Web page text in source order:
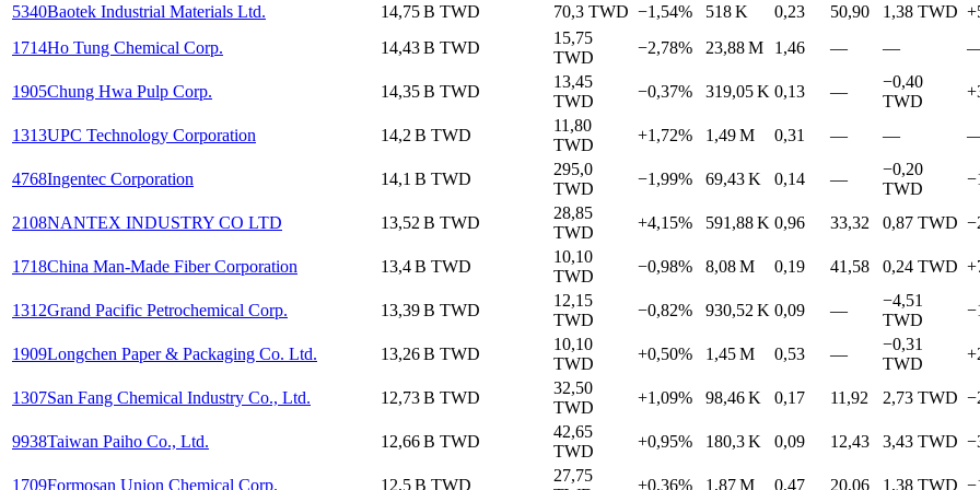
5340Baotek Industrial Materials Ltd. 14,75 B TWD 70,3 TWD −1,54% 518 K 0,23 50,90 1,38 TWD
1714Ho Tung Chemical Corp. 14,43 B TWD
15,75
TWD
−2,78% 23,88 M 1,46 — —
1905Chung Hwa Pulp Corp. 14,35 B TWD
13,45
TWD
−0,37% 319,05 K 0,13 —
−0,40
TWD
1313UPC Technology Corporation 14,2 B TWD
11,80
TWD
+1,72% 1,49 M 0,31 — —
4768Ingentec Corporation 14,1 B TWD
295,0
TWD
−1,99% 69,43 K 0,14 —
−0,20
TWD
2108NANTEX INDUSTRY CO LTD 13,52 B TWD
28,85
TWD
+4,15% 591,88 K 0,96 33,32 0,87 TWD
1718China Man-Made Fiber Corporation 13,4 B TWD
10,10
TWD
−0,98% 8,08 M 0,19 41,58 0,24 TWD
1312Grand Pacific Petrochemical Corp. 13,39 B TWD
12,15
TWD
−0,82% 930,52 K 0,09 —
−4,51
TWD
1909Longchen Paper & Packaging Co. Ltd. 13,26 B TWD
10,10
TWD
+0,50% 1,45 M 0,53 —
−0,31
TWD
1307San Fang Chemical Industry Co., Ltd. 12,73 B TWD
32,50
TWD
+1,09% 98,46 K 0,17 11,92 2,73 TWD
9938Taiwan Paiho Co., Ltd. 12,66 B TWD
42,65
TWD
+0,95% 180,3 K 0,09 12,43 3,43 TWD
1709Formosan Union Chemical Corp. 12,5 B TWD
27,75
+0,36% 1,87 M 0,47 20,06 1,38 TWD